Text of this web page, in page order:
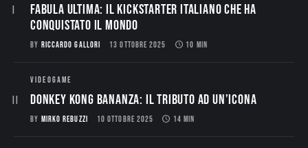
Fabula Ultima: il Kickstarter italiano che ha
conquistato il mondo
BY RICCARDO GALLORI 13 OTTOBRE 2025 10 MIN
VIDEOGAME
Donkey Kong Bananza: Il Tributo ad un’Icona
BY MIRKO REBUZZI 10 OTTOBRE 2025 14 MIN